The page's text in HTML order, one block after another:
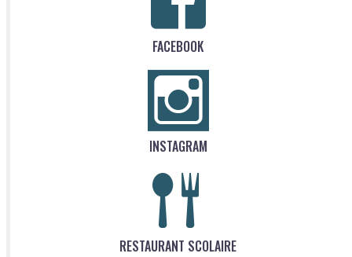
FACEBOOK
INSTAGRAM
RESTAURANT SCOLAIRE